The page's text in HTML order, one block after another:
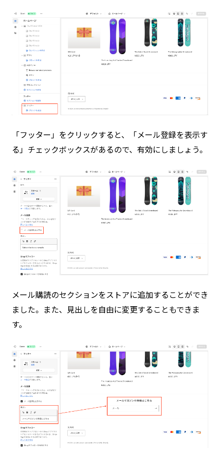
「フッター」をクリックすると、「メール登録を表示す
る」チェックボックスがあるので、有効にしましょう。
メール購読のセクションをストアに追加することができ
ました。また、見出しを自由に変更することもできま
す。